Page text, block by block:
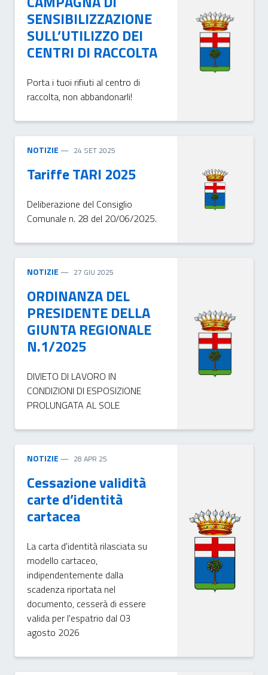
SENSIBILIZZAZIONE
SULL’UTILIZZO DEI
CENTRI DI RACCOLTA
Porta i tuoi rifiuti al centro di
raccolta, non abbandonarli!
NOTIZIE 24 SET 2025
Tariffe TARI 2025
Deliberazione del Consiglio
Comunale n. 28 del 20/06/2025.
NOTIZIE 27 GIU 2025
ORDINANZA DEL
PRESIDENTE DELLA
GIUNTA REGIONALE
N.1/2025
DIVIETO DI LAVORO IN
CONDIZIONI DI ESPOSIZIONE
PROLUNGATA AL SOLE
NOTIZIE 28 APR 25
Cessazione validità
carte d’identità
cartacea
La carta d'identità rilasciata su
modello cartaceo,
indipendentemente dalla
scadenza riportata nel
documento, cesserà di essere
valida per l'espatrio dal 03
agosto 2026